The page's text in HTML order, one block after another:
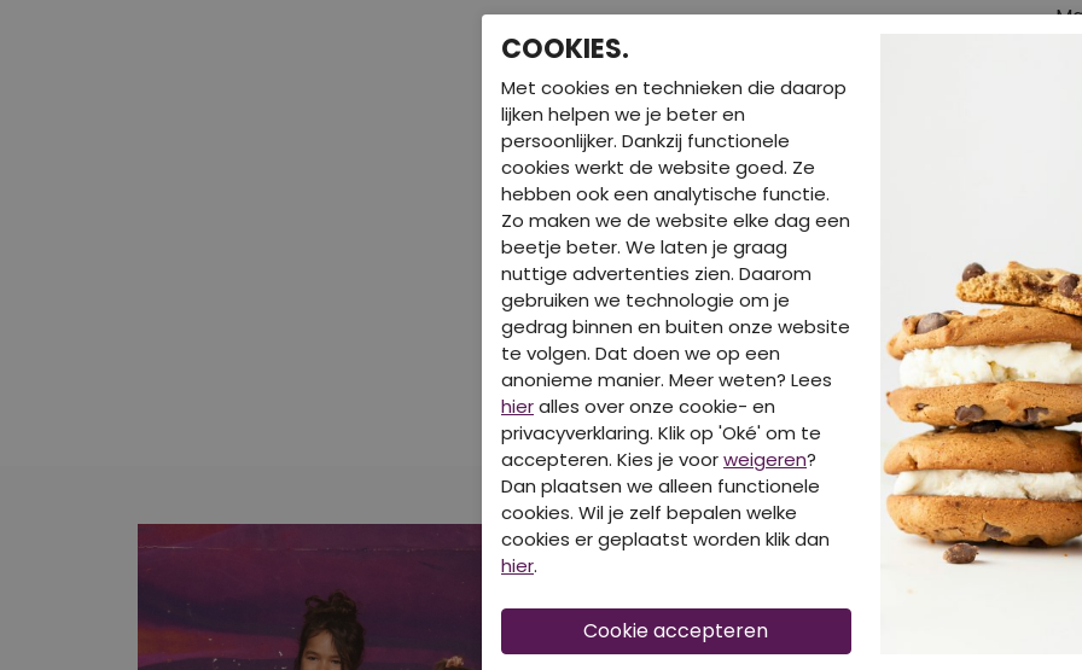
DIT IS OOK LEUK
COOKIES.
Met cookies en technieken die daarop
lijken helpen we je beter en
persoonlijker. Dankzij functionele
cookies werkt de website goed. Ze
hebben ook een analytische functie.
Zo maken we de website elke dag een
beetje beter. We laten je graag
nuttige advertenties zien. Daarom
gebruiken we technologie om je
gedrag binnen en buiten onze website
te volgen. Dat doen we op een
anonieme manier. Meer weten? Lees
hieralles over onze cookie- en
privacyverklaring. Klik op 'Oké' om te
accepteren. Kies je voorweigeren?
Dan plaatsen we alleen functionele
cookies. Wil je zelf bepalen welke
cookies er geplaatst worden klik dan
hier.